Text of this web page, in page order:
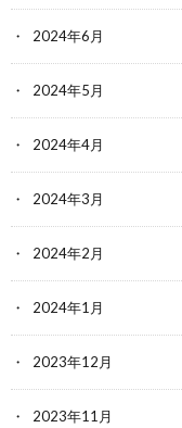
2024年6月
2024年5月
2024年4月
2024年3月
2024年2月
2024年1月
2023年12月
2023年11月